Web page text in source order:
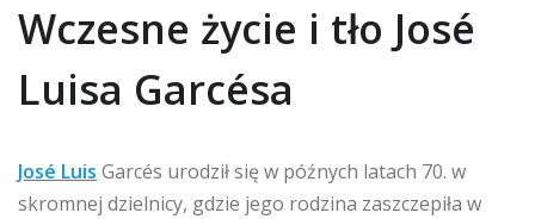
Wczesne życie i tło José
Luisa Garcésa
José Luis Garcés urodził się w późnych latach 70. w
skromnej dzielnicy, gdzie jego rodzina zaszczepiła w